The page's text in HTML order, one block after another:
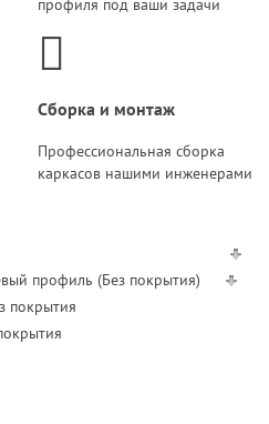
профиля под ваши задачи
Сборка и монтаж
Профессиональная сборка
каркасов нашими инженерами
профиль (Без покрытия)
покрытия